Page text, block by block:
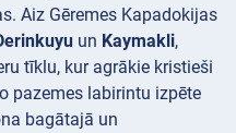
Aiz Gēremes Kapadokijas
un Kaymakli,
tīklu, kur agrākie kristieši
pazemes labirintu izpēte
bagātajā un